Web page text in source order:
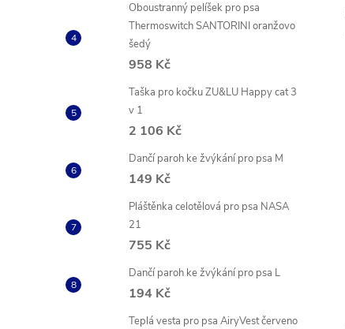
Oboustranný pelíšek pro psa
Thermoswitch SANTORINI oranžovo
šedý
958 Kč
Taška pro kočku ZU&LU Happy cat 3
v 1
2 106 Kč
Dančí paroh ke žvýkání pro psa M
149 Kč
Pláštěnka celotělová pro psa NASA
21
755 Kč
Dančí paroh ke žvýkání pro psa L
194 Kč
Teplá vesta pro psa AiryVest červeno